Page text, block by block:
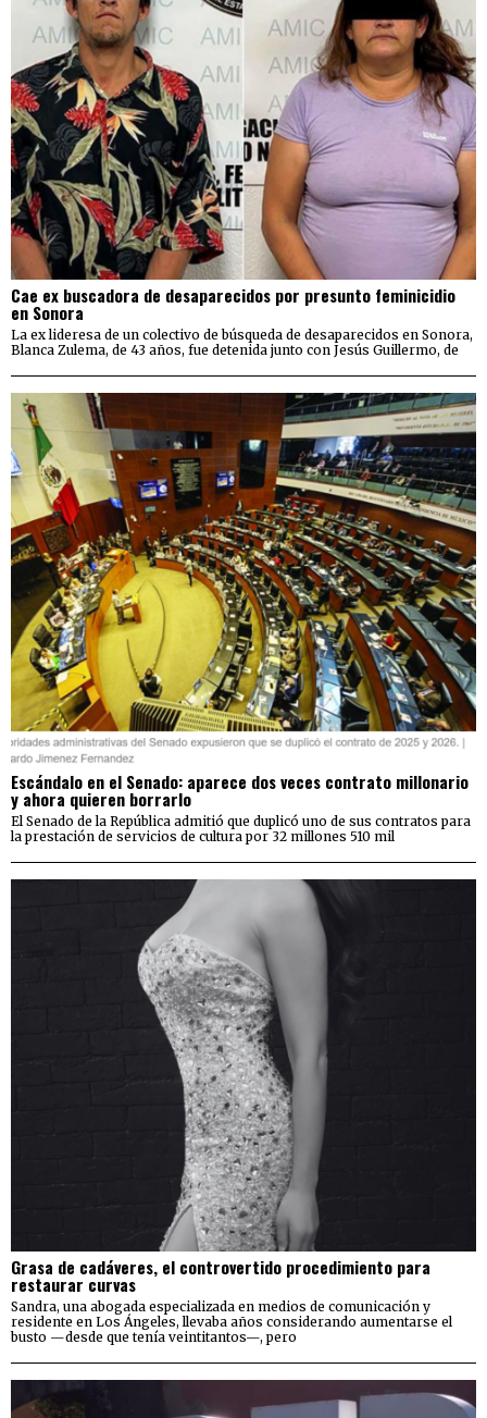
Cae ex buscadora de desaparecidos por presunto feminicidio
en Sonora
La ex lideresa de un colectivo de búsqueda de desaparecidos en Sonora,
Blanca Zulema, de 43 años, fue detenida junto con Jesús Guillermo, de
Escándalo en el Senado: aparece dos veces contrato millonario
y ahora quieren borrarlo
El Senado de la República admitió que duplicó uno de sus contratos para
la prestación de servicios de cultura por 32 millones 510 mil
Grasa de cadáveres, el controvertido procedimiento para
restaurar curvas
Sandra, una abogada especializada en medios de comunicación y
residente en Los Ángeles, llevaba años considerando aumentarse el
busto —desde que tenía veintitantos—, pero